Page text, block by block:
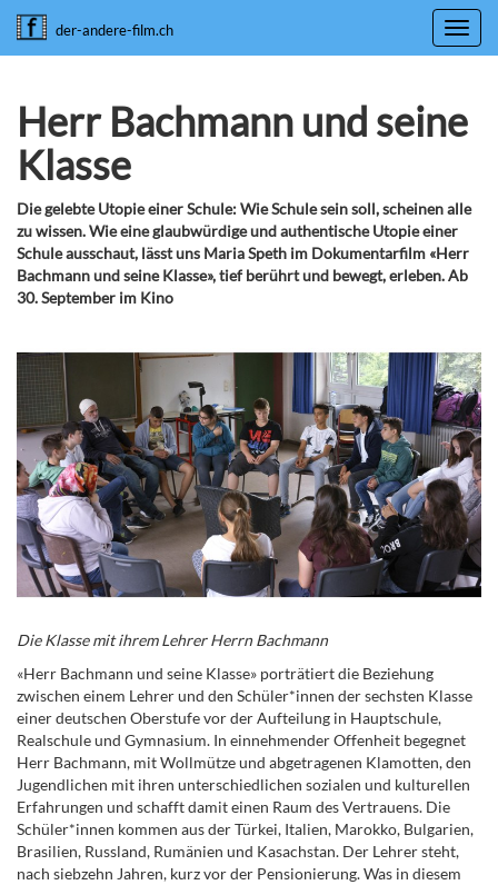
der-andere-film.ch
Herr Bachmann und seine
Klasse
Die gelebte Utopie einer Schule: Wie Schule sein soll, scheinen alle
zu wissen. Wie eine glaubwürdige und authentische Utopie einer
Schule ausschaut, lässt uns Maria Speth im Dokumentarfilm «Herr
Bachmann und seine Klasse», tief berührt und bewegt, erleben. Ab
30. September im Kino
Die Klasse mit ihrem Lehrer Herrn Bachmann
«Herr Bachmann und seine Klasse» porträtiert die Beziehung
zwischen einem Lehrer und den Schüler*innen der sechsten Klasse
einer deutschen Oberstufe vor der Aufteilung in Hauptschule,
Realschule und Gymnasium. In einnehmender Offenheit begegnet
Herr Bachmann, mit Wollmütze und abgetragenen Klamotten, den
Jugendlichen mit ihren unterschiedlichen sozialen und kulturellen
Erfahrungen und schafft damit einen Raum des Vertrauens. Die
Schüler*innen kommen aus der Türkei, Italien, Marokko, Bulgarien,
Brasilien, Russland, Rumänien und Kasachstan. Der Lehrer steht,
nach siebzehn Jahren, kurz vor der Pensionierung. Was in diesem